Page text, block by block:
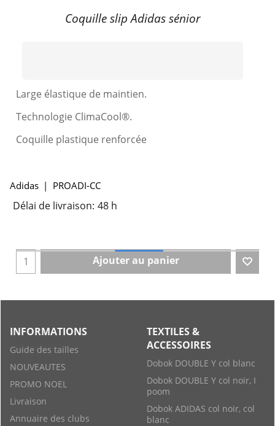
Coquille slip Adidas sénior
Large élastique de maintien.
Technologie ClimaCool®.
Coquille plastique renforcée
Adidas PROADI-CC
Délai de livraison: 48 h
Ajouter au panier
INFORMATIONS
Guide des tailles
NOUVEAUTES
PROMO NOEL
Livraison
Annuaire des clubs
TEXTILES &
ACCESSOIRES
Dobok DOUBLE Y col blanc
Dobok DOUBLE Y col noir, I
poom
Dobok ADIDAS col noir, col
blanc